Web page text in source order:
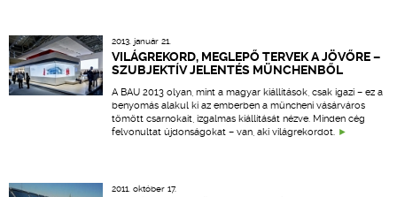
2013. január 21.
VILÁGREKORD, MEGLEPŐ TERVEK A JÖVŐRE –
SZUBJEKTÍV JELENTÉS MÜNCHENBŐL
A BAU 2013 olyan, mint a magyar kiállítások, csak igazi – ez a
benyomás alakul ki az emberben a müncheni vásárváros
tömött csarnokait, izgalmas kiállítását nézve. Minden cég
felvonultat újdonságokat – van, aki világrekordot.
2011. október 17.